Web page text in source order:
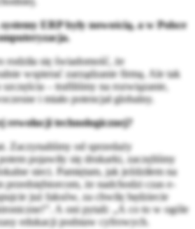
ERP były nowością, a w Polsce
rodziła się świadomość, że
wspierać zarządzanie firmą. Ale tak
– trafiliśmy na rozwiązanie,
i miało potencjał globalny.
rewolucji technologicznej?
Zaczynaliśmy od sprzedaży
pojawiły się drukarki, zaczęliśmy
sieci. Pamiętam, jak jeździłem na
przedsiębiorcom, że nadchodzi czas e-
już faksów, za chwilę będziecie
A oni pytali: „A co to w ogóle
edukacji podstaw cyfrowych.